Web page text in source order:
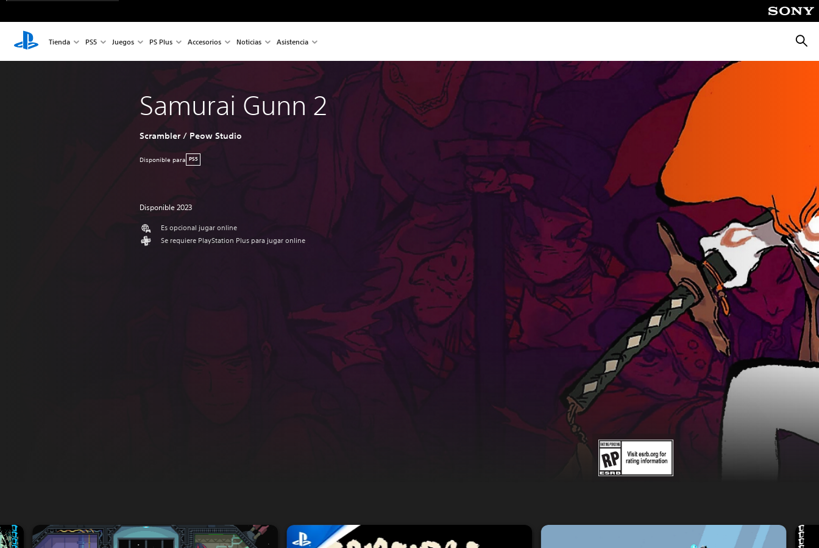
Tienda PS5 Juegos PS Plus Accesorios Noticias Asistencia
Samurai Gunn 2
Scrambler / Peow Studio
Disponible para PS5
Disponible 2023
Es opcional jugar online
Se requiere PlayStation Plus para jugar online